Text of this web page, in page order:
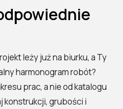
leży już na biurku, a Ty
harmonogram robót?
prac, a nie od katalogu
konstrukcji, grubości i